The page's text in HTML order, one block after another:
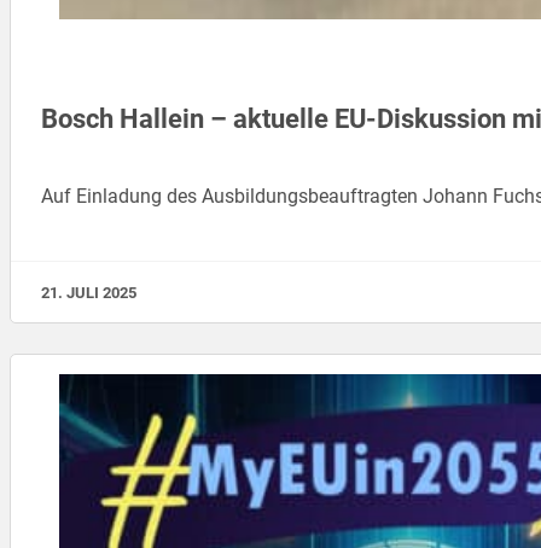
Bosch Hallein – aktuelle EU-Diskussion
Auf Einladung des Ausbildungsbeauftragten Johann
21. JULI 2025